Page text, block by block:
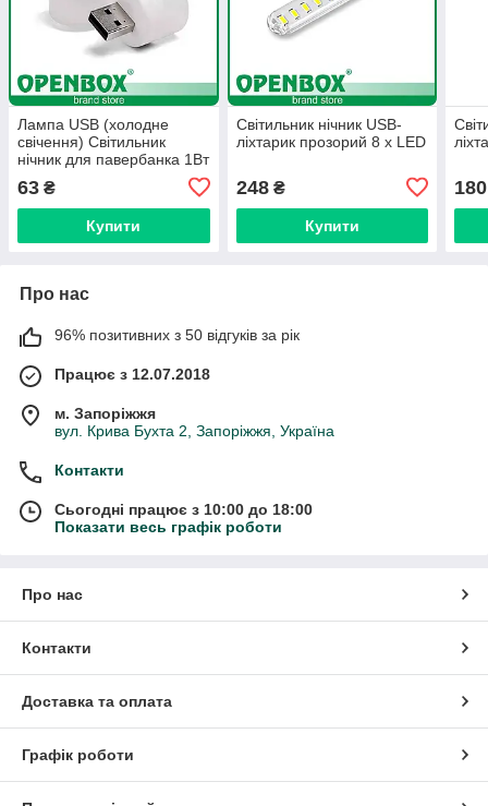
Лампа USB (холодне
свічення) Світильник
нічник для павербанка 1Вт
63 ₴
Купити
Світильник нічник USB-
ліхтарик прозорий 8 x LED
248₴
Купити
180
Про нас
96% позитивних з 50 відгуків за рік
Працює з 12.07.2018
м. Запоріжжя
вул. Крива Бухта 2, Запоріжжя, Україна
Контакти
Сьогодні працює з 10:00 до 18:00
Показати весь графік роботи
Про нас
Контакти
Доставка та оплата
Графік роботи